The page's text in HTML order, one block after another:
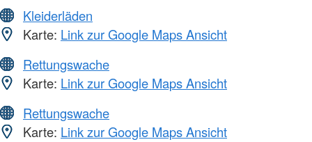
Kleiderläden
Karte: Link zur Google Maps Ansicht
Rettungswache
Karte: Link zur Google Maps Ansicht
Rettungswache
Karte: Link zur Google Maps Ansicht